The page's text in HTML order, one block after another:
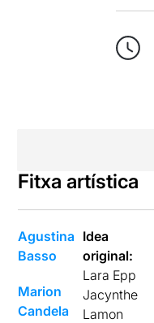
Fitxa artística
Agustina
Basso
Marion
Candela
Idea
original:
Lara Epp
Jacynthe
Lamon